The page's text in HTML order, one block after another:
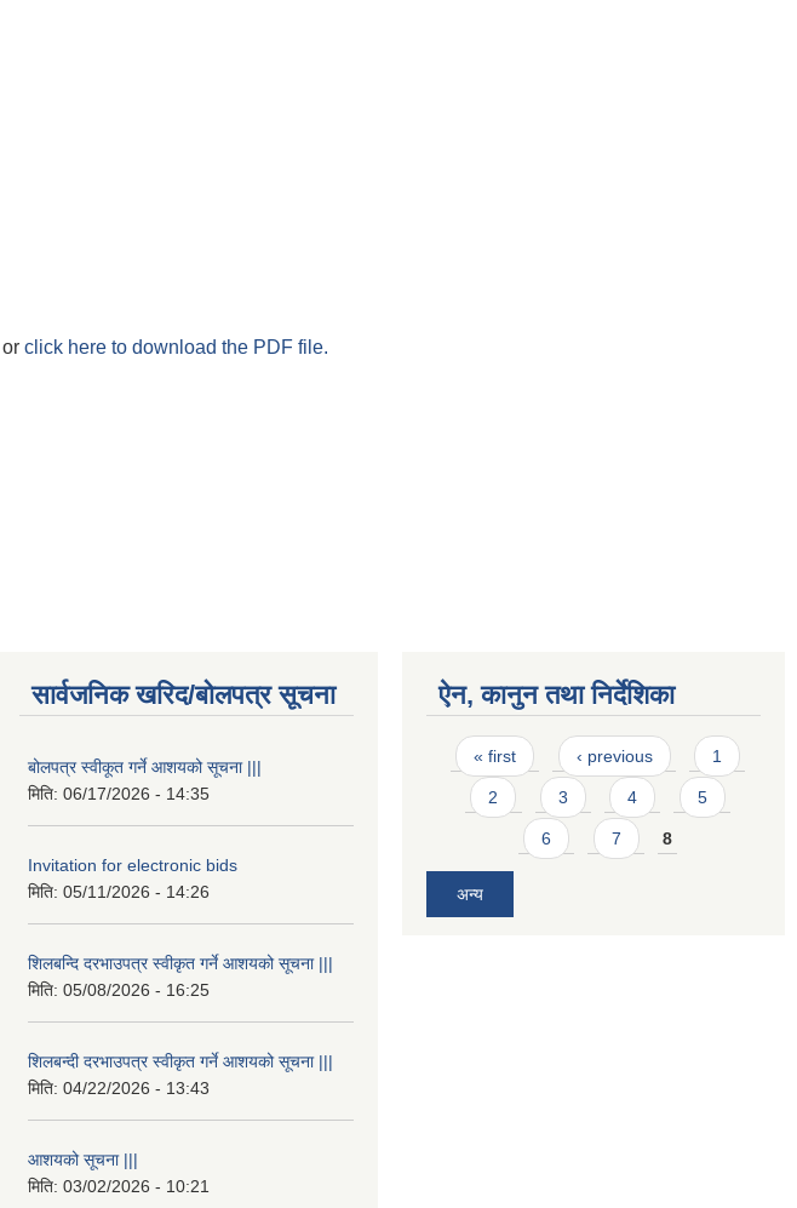
or click here to download the PDF file.
सार्वजनिक खरिद/बोलपत्र सूचना
बोलपत्र स्वीकूत गर्ने आशयको सूचना |||
मिति: 06/17/2026 - 14:35
Invitation for electronic bids
मिति: 05/11/2026 - 14:26
शिलबन्दि दरभाउपत्र स्वीकृत गर्ने आशयको सूचना |||
मिति: 05/08/2026 - 16:25
शिलबन्दी दरभाउपत्र स्वीकृत गर्ने आशयको सूचना |||
मिति: 04/22/2026 - 13:43
आशयको सूचना |||
मिति: 03/02/2026 - 10:21
ऐन, कानुन तथा निर्देशिका
Pages
« first ‹ previous 1
2 3 4 5
6 7 8
अन्य